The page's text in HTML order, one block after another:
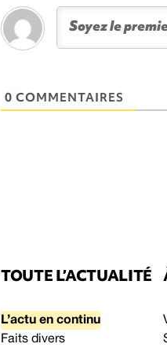
0 COMMENTAIRES
TOUTE L’ACTUALITÉ
L’actu en continu
Faits divers